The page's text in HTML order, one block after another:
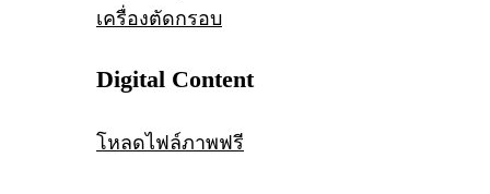
เครื่องตัดกรอบ
Digital Content
โหลดไฟล์ภาพฟรี